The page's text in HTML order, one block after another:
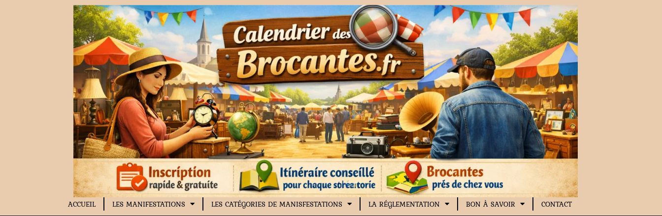
ACCUEIL LES MANIFESTATIONS LES CATÉGORIES DE MANISFESTATIONS LA RÉGLEMENTATION BON À SAVOIR CONTACT